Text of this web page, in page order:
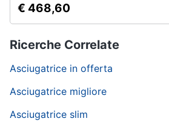
€ 468,60
Ricerche Correlate
Asciugatrice in offerta
Asciugatrice migliore
Asciugatrice slim